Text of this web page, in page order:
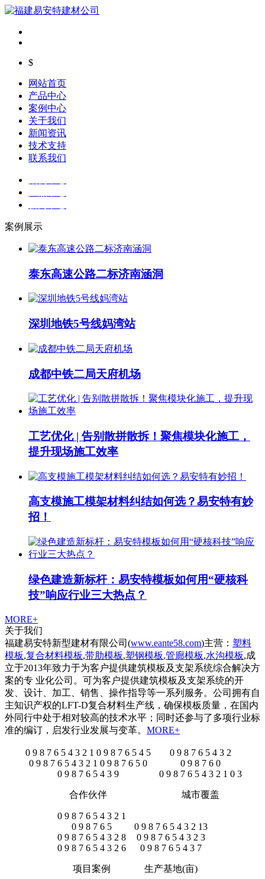
$
网站首页
产品中心
案例中心
关于我们
新闻资讯
技术支持
联系我们
案例展示
泰东高速公路二标济南涵洞
深圳地铁5号线妈湾站
成都中铁二局天府机场
工艺优化 | 告别散拼散拆！聚焦模块化施工，
提升现场施工效率
高支模施工模架材料纠结如何选？易安特有妙
招！
绿色建造新标杆：易安特模板如何用“硬核科
技”响应行业三大热点？
MORE+
关于我们
福建易安特新型建材有限公司(www.eante58.com)主营： 塑料
模板,复合材料模板,带肋模板,塑钢模板,管廊模板,水沟模板,成
立于2013年致力于为客户提供建筑模板及支架系统综合解决方
案的专 业化公司。可为客户提供建筑模板及支架系统的开
发、设计、加工、销售、操作指导等一系列服务。公司拥有自
主知识产权的LFT-D复合材料生产线，确保模板质量，在国内
外同行中处于相对较高的技术水平；同时还参与了多项行业标
准的编订，启发行业发展与变革。 MORE+
0 9 8 7 6 5 4 3 2 1 0 9 8 7 6 5 4 5
0 9 8 7 6 5 4 3 2 1 0 9 8 7 6 5 0
0 9 8 7 6 5 4 3 9
合作伙伴
0 9 8 7 6 5 4 3 2
0 9 8 7 6 0
0 9 8 7 6 5 4 3 2 1 0 3
城市覆盖
0 9 8 7 6 5 4 3 2 1
0 9 8 7 6 5
0 9 8 7 6 5 4 3 2 8
0 9 8 7 6 5 4 3 2 6
项目案例
0 9 8 7 6 5 4 3 2 13
0 9 8 7 6 5 4 3 2 3
0 9 8 7 6 5 4 3 7
生产基地(亩)